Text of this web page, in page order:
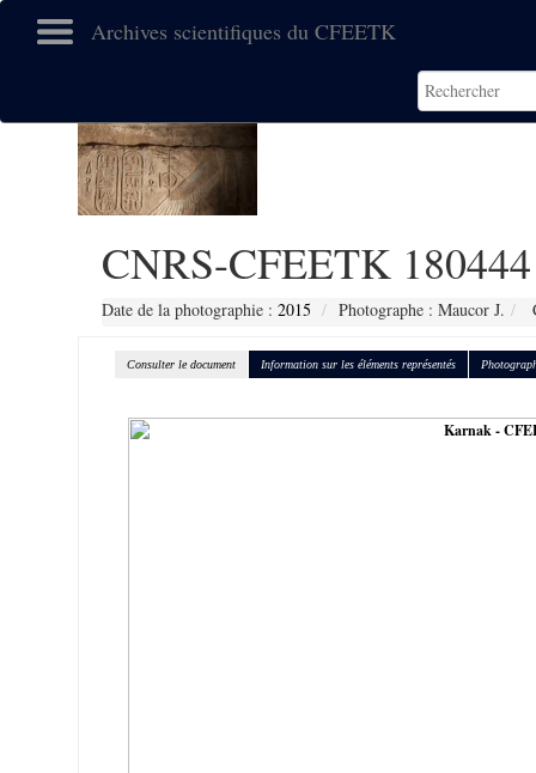
Archives scientifiques du CFEETK
CNRS-CFEETK 180444
Date de la photographie : 2015 Photographe : Maucor J.
Consulter le document Information sur les éléments représentés